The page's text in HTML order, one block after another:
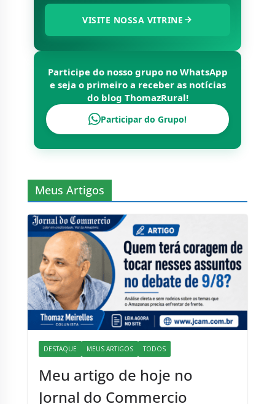
VISITE NOSSA VITRINE
Participe do nosso grupo no WhatsApp
e seja o primeiro a receber as notícias
do blog ThomazRural!
Participar do Grupo!
Meus Artigos
DESTAQUE MEUS ARTIGOS TODOS
Meu artigo de hoje no
Jornal do Commercio